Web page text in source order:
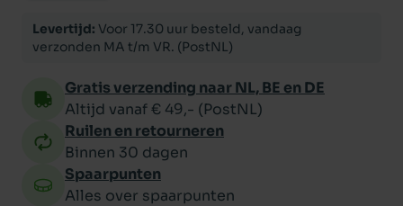
Levertijd: Voor 17.30 uur besteld, vandaag
verzonden MA t/m VR. (PostNL)
Gratis verzending naar NL, BE en DE
Altijd vanaf € 49,- (PostNL)
Ruilen en retourneren
Binnen 30 dagen
Spaarpunten
Alles over spaarpunten